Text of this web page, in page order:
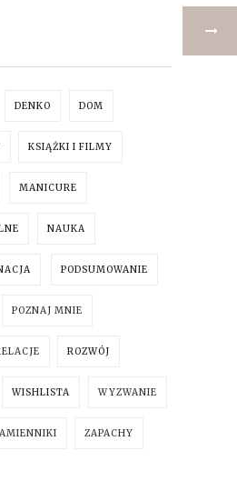
DENKO DOM
KSIĄŻKI I FILMY
MANICURE
NAUKA
PODSUMOWANIE
POZNAJ MNIE
ROZWÓJ
WISHLISTA WYZWANIE
ZAPACHY